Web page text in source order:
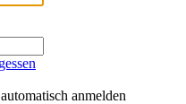
anmelden